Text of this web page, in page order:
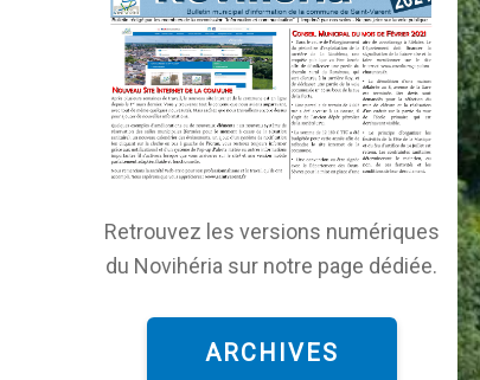
Retrouvez les versions numériques
du Novihéria sur notre page dédiée.
ARCHIVES